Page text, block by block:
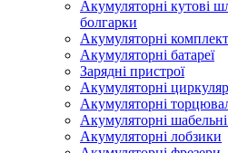
Акумуляторні кутові
болгарки
Акумуляторні
Акумуляторні батареї
Зарядні пристрої
Акумуляторні
Акумуляторні
Акумуляторні
Акумуляторні лобзики